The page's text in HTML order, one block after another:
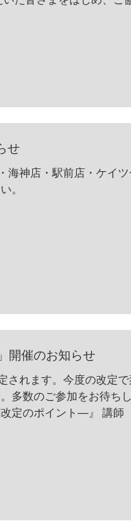
せ
海神店・駅前店・ケイ
。
開催のお知らせ
されます。今度の改定
。多数のご参加をお待
改定のポイント―』 講